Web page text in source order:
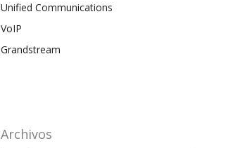
Unified Communications
VoIP
Grandstream
Archivos